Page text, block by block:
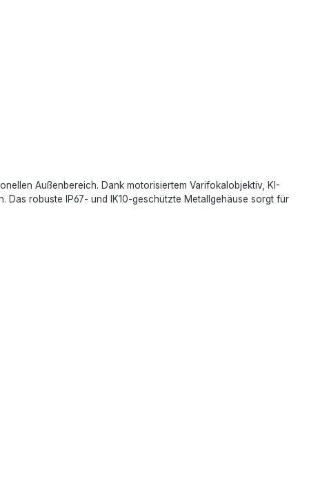
Außenbereich. Dank motorisiertem Varifokalobjektiv, KI-
robuste IP67- und IK10-geschützte Metallgehäuse sorgt für